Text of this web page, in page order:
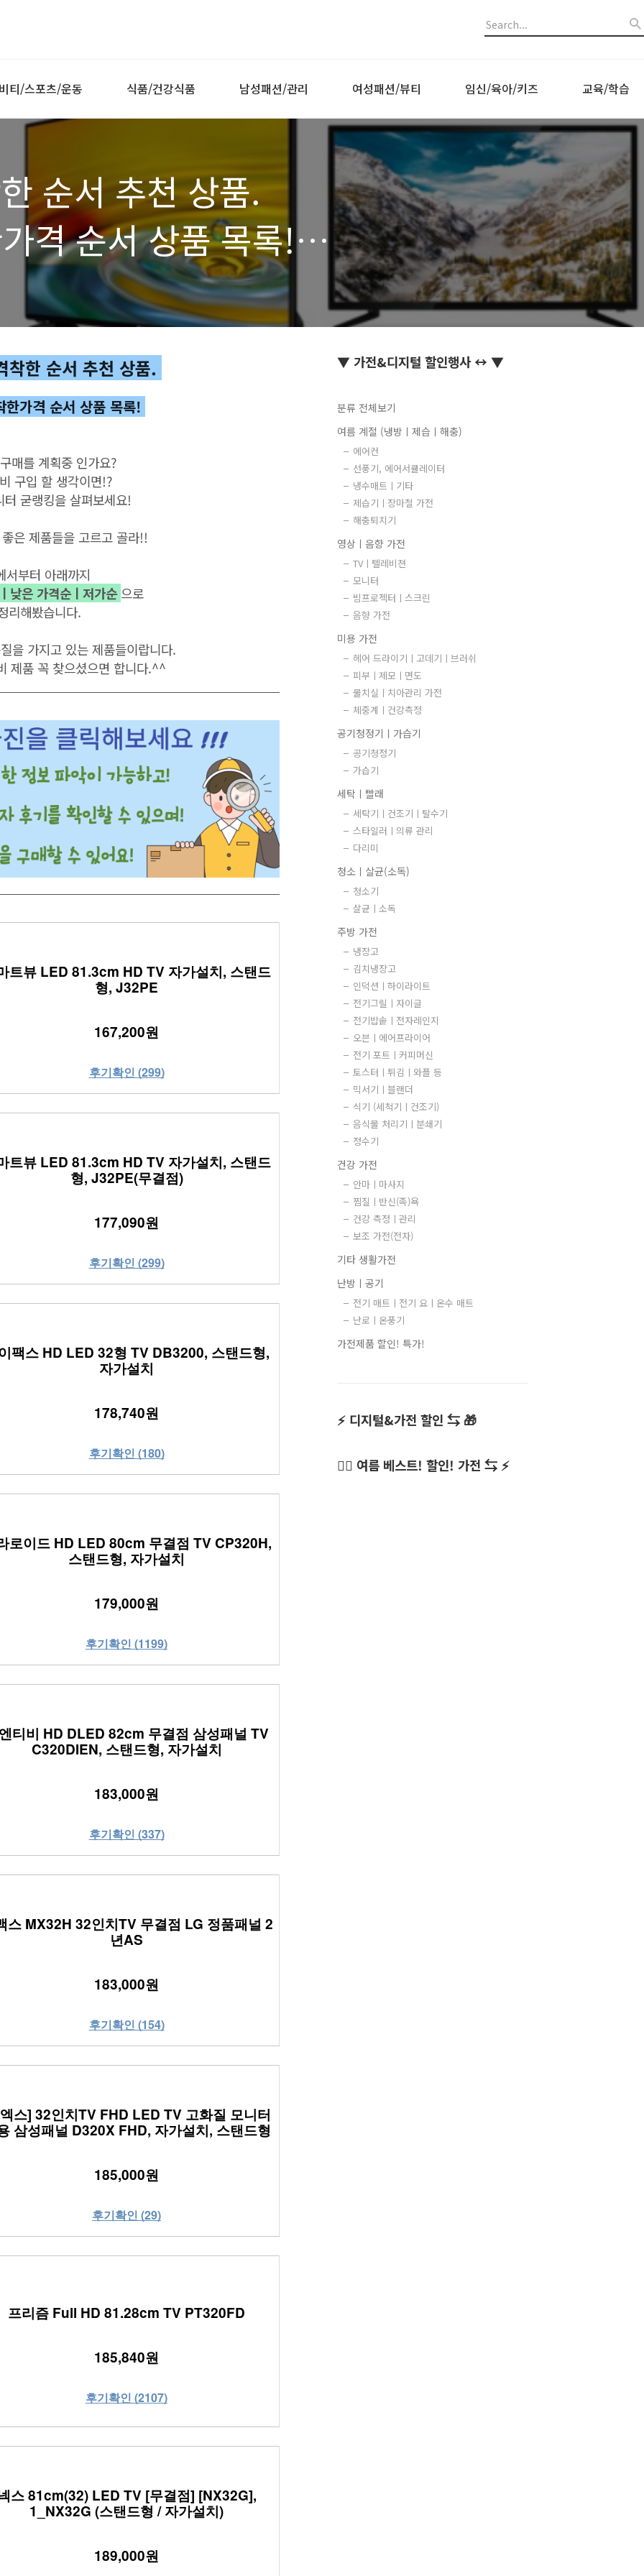
티/스포츠/운동 식품/건강식품 남성패션/관리 여성패션/뷰티 임신/육아/키즈 교육/학습
순서 추천 상품.
격 순서 상품 목록!
중형 모니터)
한 순서 추천 상품.
가격 순서 상품 목록!
매를 계획중 인가요?
구입 할 생각이면!?
굳랭킹을 살펴보세요!
좋은제품들을 고르고골라!!
서부터 아래까지
낮은 가격순ㅣ저가순 으로
리해봤습니다.
을 가지고 있는 제품들이랍니다.
제품 꼭 찾으셨으면 합니다.^^
트뷰 LED 81.3cm HD TV 자가설치, 스탠드
형, J32PE
167,200원
후기확인 (299)
트뷰 LED 81.3cm HD TV 자가설치, 스탠드
형, J32PE(무결점)
177,090원
후기확인 (299)
팩스 HD LED 32형 TV DB3200, 스탠드형,
자가설치
178,740원
후기확인 (180)
로이드 HD LED 80cm 무결점 TV CP320H,
스탠드형, 자가설치
179,000원
후기확인 (1199)
티비 HD DLED 82cm 무결점 삼성패널 TV
C320DIEN, 스탠드형, 자가설치
183,000원
후기확인 (337)
스 MX32H 32인치TV 무결점 LG 정품패널 2
년AS
183,000원
후기확인 (154)
스] 32인치TV FHD LED TV 고화질 모니터
삼성패널 D320X FHD, 자가설치, 스탠드형
185,000원
후기확인 (29)
프리즘 Full HD 81.28cm TV PT320FD
185,840원
후기확인 (2107)
스 81cm(32) LED TV [무결점] [NX32G],
1_NX32G (스탠드형 / 자가설치)
189,000원
▼ 가전&디지털 할인행사 ↔ ▼
분류 전체보기
여름 계절 (냉방ㅣ제습ㅣ해충)
에어컨
선풍기, 에어서큘레이터
냉수매트ㅣ기타
제습기ㅣ장마철 가전
해충퇴치기
영상ㅣ음향 가전
TVㅣ텔레비젼
모니터
빔프로젝터ㅣ스크린
음향 가전
미용 가전
헤어 드라이기ㅣ고데기ㅣ브러쉬
피부ㅣ제모ㅣ면도
물치실ㅣ치아관리 가전
체중계ㅣ건강측정
공기청정기ㅣ가습기
공기청정기
가습기
세탁ㅣ빨래
세탁기ㅣ건조기ㅣ탈수기
스타일러ㅣ의류 관리
다리미
청소ㅣ살균(소독)
청소기
살균ㅣ소독
주방 가전
냉장고
김치냉장고
인덕션ㅣ하이라이트
전기그릴ㅣ자이글
전기밥솥ㅣ전자레인지
오븐ㅣ에어프라이어
전기 포트ㅣ커피머신
토스터ㅣ튀김ㅣ와플 등
믹서기ㅣ블랜더
식기 (세척기ㅣ건조기)
음식물 처리기ㅣ분쇄기
정수기
건강 가전
안마ㅣ마사지
찜질ㅣ반신(족)욕
건강 측정ㅣ관리
보조 가전(전자)
기타 생활가전
난방ㅣ공기
전기 매트ㅣ전기 요ㅣ온수 매트
난로ㅣ온풍기
가전제품 할인! 특가!
⚡ 디지털&가전 할인 ⇆ 🎁
👍🏻 여름 베스트! 할인! 가전 ⇆ ⚡